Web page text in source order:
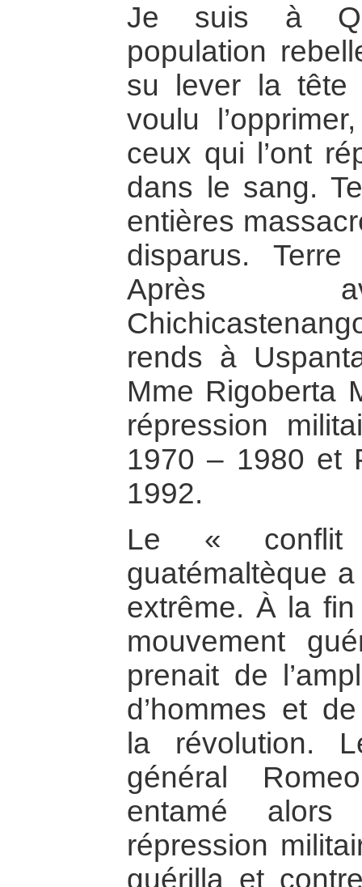
Je suis à
population
su lever la
voulu
ceux qui l’ont
dans le sang.
entières
disparus.
Après
rends à
Mme Rigoberta
répression
1970 – 1980 et
1992.
Le « conflit
guatémaltèque
extrême. À la
mouvement
prenait de
d’hommes et
la révolution.
général
entamé
répression
guérilla et